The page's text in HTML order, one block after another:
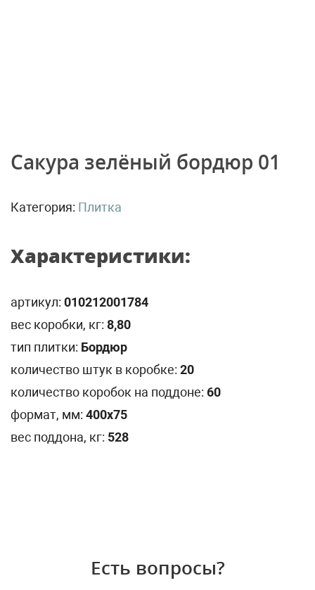
Сакура зелёный бордюр 01
Категория: Плитка
Характеристики:
артикул: 010212001784
вес коробки, кг: 8,80
тип плитки: Бордюр
количество штук в коробке: 20
количество коробок на поддоне: 60
формат, мм: 400х75
вес поддона, кг: 528
Есть вопросы?